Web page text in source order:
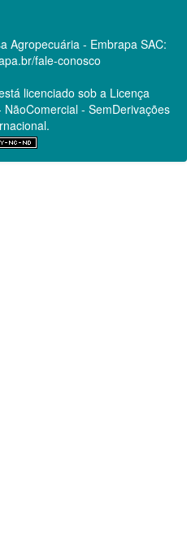
Agropecuária - Embrapa SAC:
fale-conosco
licenciado sob a Licença
- SemDerivações